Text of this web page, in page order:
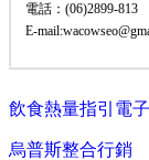
電話：(06)2899-813
E-
飲食熱量指引電
烏普斯整合行銷